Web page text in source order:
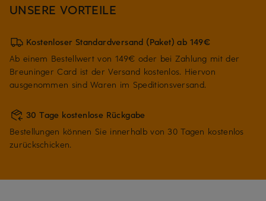
UNSERE VORTEILE
Kostenloser Standardversand (Paket) ab 149€
Ab einem Bestellwert von 149€ oder bei Zahlung mit der
Breuninger Card ist der Versand kostenlos. Hiervon
ausgenommen sind Waren im Speditionsversand.
30 Tage kostenlose Rückgabe
Bestellungen können Sie innerhalb von 30 Tagen kostenlos
zurückschicken.